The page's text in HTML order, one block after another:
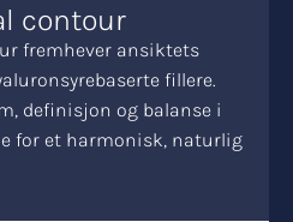
contour
fremhever ansiktets
fillere.
definisjon og balanse i
for et harmonisk, naturlig